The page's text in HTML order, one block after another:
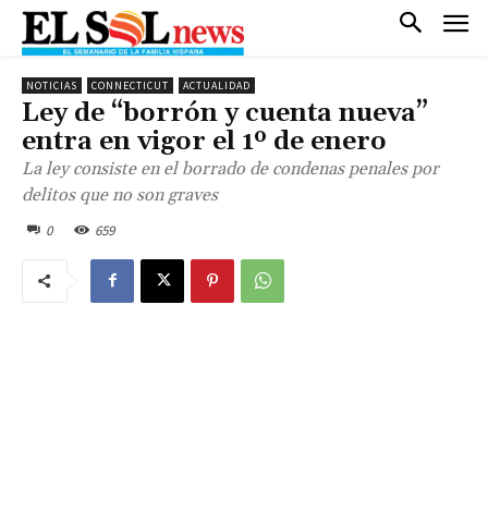
NOTICIAS CONNECTICUT ACTUALIDAD
Ley de “borrón y cuenta nueva”
entra en vigor el 1º de enero
La ley consiste en el borrado de condenas penales por
delitos que no son graves
0 659